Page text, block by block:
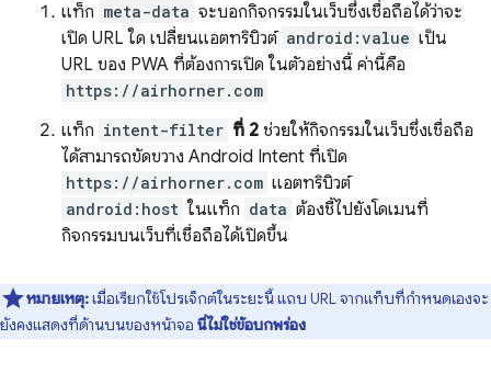
แท็ก meta-data จะบอกกิจกรรมในเว็บซึ่งเชื่อถือได้ว่าจะ
เปิด URL ใด เปลี่ยนแอตทริบิวต์ android:value เป็น
URL ของ PWA ที่ต้องการเปิด ในตัวอย่างนี้ ค่านี้คือ
https://airhorner.com
แท็ก intent-filter ที่ 2 ช่วยให้กิจกรรมในเว็บซึ่งเชื่อถือ
ได้สามารถขัดขวาง Android Intent ที่เปิด
https://airhorner.com แอตทริบิวต์
android:host ในแท็ก data ต้องชี้ไปยังโดเมนที่
กิจกรรมบนเว็บที่เชื่อถือได้เปิดขึ้น
หมายเหตุ:เมื่อเรียกใช้โปรเจ็กต์ในระยะนี้ แถบ URL จากแท็บที่กำหนดเองจะ
ยังคงแสดงที่ด้านบนของหน้าจอ นี่ไม่ใช่ข้อบกพร่อง